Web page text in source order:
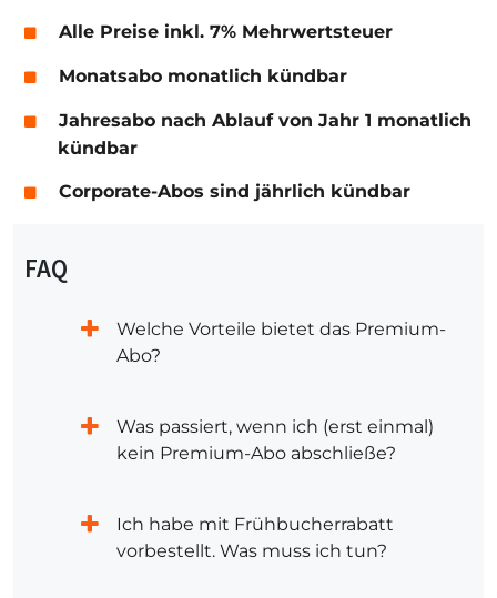
Alle Preise inkl. 7% Mehrwertsteuer
Monatsabo monatlich kündbar
Jahresabo nach Ablauf von Jahr 1 monatlich
kündbar
Corporate-Abos sind jährlich kündbar
FAQ
Welche Vorteile bietet das Premium-
Abo?
Was passiert, wenn ich (erst einmal)
kein Premium-Abo abschließe?
Ich habe mit Frühbucherrabatt
vorbestellt. Was muss ich tun?